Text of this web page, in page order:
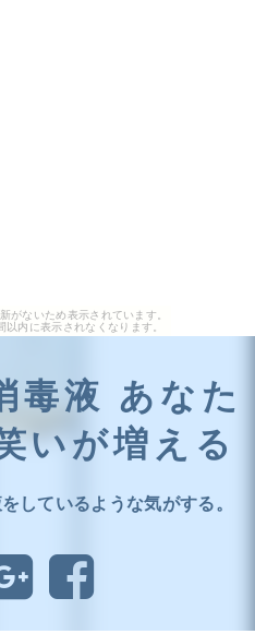
がないため表示されています。
内に表示されなくなります。
毒液 あなた
いが増える
しているような気がする。